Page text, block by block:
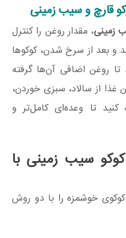
قارچ و سیب زمینی
زمینی، مقدار روغن را کنترل
و بعد از سرخ شدن، کوکوها
تا روغن اضافی آن‌ها گرفته
غذا از سالاد، سبزی خوردن،
کنید تا وعده‌ای کامل‌تر و
سیب زمینی با
خوشمزه را با دو روش